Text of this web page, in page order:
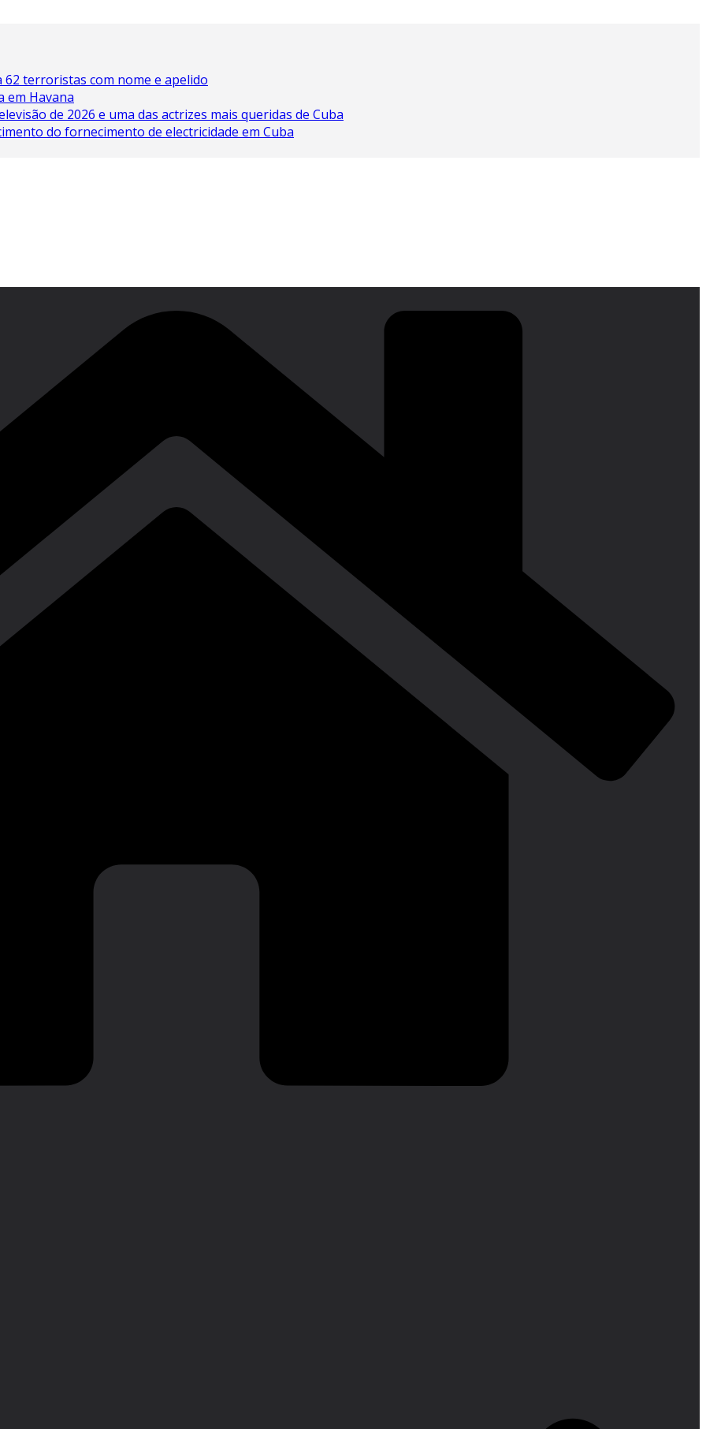
62 terroristas com nome e apelido
em Havana
de 2026 e uma das actrizes mais queridas de Cuba
do fornecimento de electricidade em Cuba